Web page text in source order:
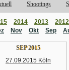
Shootings
2014 2013
2012
Nov Okt Sep
SEP 2015
27.09.2015 Köln